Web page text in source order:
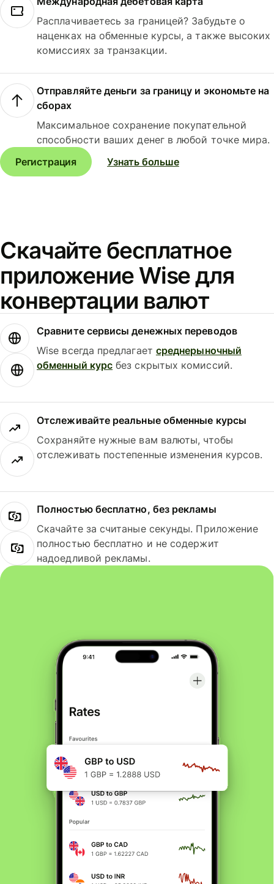
Расплачиваетесь за границей? Забудьте о
наценках на обменные курсы, а также высоких
комиссиях за транзакции.
Отправляйте деньги за границу и экономьте на
сборах
Максимальное сохранение покупательной
способности ваших денег в любой точке мира.
Регистрация
Узнать больше
Скачайте бесплатное
приложение Wise для
конвертации валют
Сравните сервисы денежных переводов
Wise всегда предлагает среднерыночный
обменный курс без скрытых комиссий.
Отслеживайте реальные обменные курсы
Сохраняйте нужные вам валюты, чтобы
отслеживать постепенные изменения курсов.
Полностью бесплатно, без рекламы
Скачайте за считаные секунды. Приложение
полностью бесплатно и не содержит
надоедливой рекламы.